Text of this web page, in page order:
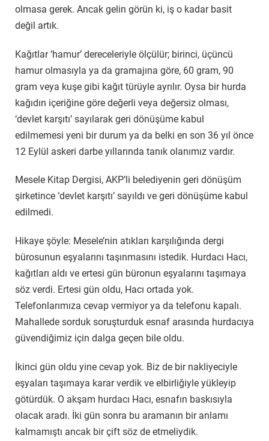
olmasa gerek. Ancak gelin görün ki, iş o kadar basit
değil artık.
Kağıtlar ‘hamur’ dereceleriyle ölçülür; birinci, üçüncü
hamur olmasıyla ya da gramajına göre, 60 gram, 90
gram veya kuşe gibi kağıt türüyle ayrılır. Oysa bir hurda
kağıdın içeriğine göre değerli veya değersiz olması,
‘devlet karşıtı’ sayılarak geri dönüşüme kabul
edilmemesi yeni bir durum ya da belki en son 36 yıl önce
12 Eylül askeri darbe yıllarında tanık olanımız vardır.
Mesele Kitap Dergisi, AKP’li belediyenin geri dönüşüm
şirketince ‘devlet karşıtı’ sayıldı ve geri dönüşüme kabul
edilmedi.
Hikaye şöyle: Mesele’nin atıkları karşılığında dergi
bürosunun eşyalarını taşınmasını istedik. Hurdacı Hacı,
kağıtları aldı ve ertesi gün büronun eşyalarını taşımaya
söz verdi. Ertesi gün oldu, Hacı ortada yok.
Telefonlarımıza cevap vermiyor ya da telefonu kapalı.
Mahallede sorduk soruşturduk esnaf arasında hurdacıya
güvendiğimiz için dalga geçen bile oldu.
İkinci gün oldu yine cevap yok. Biz de bir nakliyeciyle
eşyaları taşımaya karar verdik ve elbirliğiyle yükleyip
götürdük. O akşam hurdacı Hacı, esnafın baskısıyla
olacak aradı. İki gün sonra bu aramanın bir anlamı
kalmamıştı ancak bir çift söz de etmeliydik.